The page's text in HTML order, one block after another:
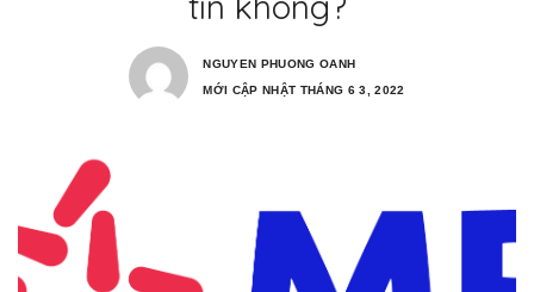
NGUYEN PHUONG OANH
MỚI CẬP NHẬT THÁNG 6 3, 2022